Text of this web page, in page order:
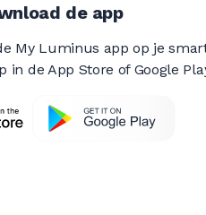
de app
My Luminus app op je
in de App Store of Google